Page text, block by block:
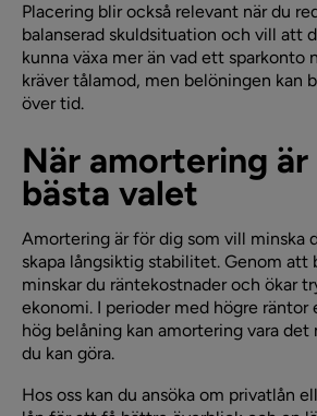
Placering blir också relevant när du
balanserad skuldsituation och vill att
kunna växa mer än vad ett sparkonto
kräver tålamod, men belöningen kan
över tid.
När amortering
bästa valet
Amortering är för dig som vill minska
skapa långsiktig stabilitet. Genom att
minskar du räntekostnader och ökar
ekonomi. I perioder med högre räntor
hög belåning kan amortering vara
du kan göra.
Hos oss kan du ansöka om privatlån